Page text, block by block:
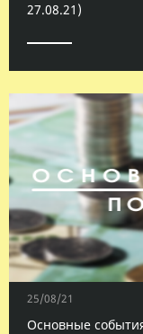
27.08.21)
25/08/21
Основные